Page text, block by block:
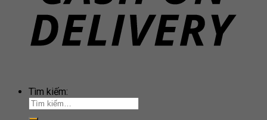
Tìm kiếm: